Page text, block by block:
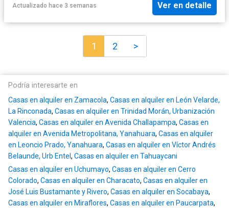
Actualizado hace 3 semanas Ver en detalle
1 2 >
Podría interesarte en
Casas en alquiler en Zamacola, Casas en alquiler en León Velarde,
La Rinconada, Casas en alquiler en Trinidad Morán, Urbanización
Valencia, Casas en alquiler en Avenida Challapampa, Casas en
alquiler en Avenida Metropolitana, Yanahuara, Casas en alquiler
en Leoncio Prado, Yanahuara, Casas en alquiler en Víctor Andrés
Belaunde, Urb Entel , Casas en alquiler en Tahuaycani
Casas en alquiler en Uchumayo, Casas en alquiler en Cerro
Colorado, Casas en alquiler en Characato, Casas en alquiler en
José Luis Bustamante y Rivero, Casas en alquiler en Socabaya,
Casas en alquiler en Miraflores, Casas en alquiler en Paucarpata,